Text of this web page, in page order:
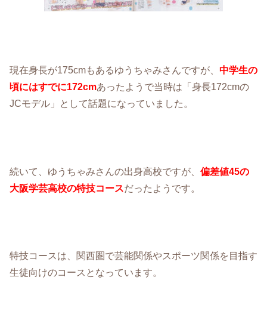
現在身長が175cmもあるゆうちゃみさんですが、 中学生の
頃にはすでに172cmあったようで当時は「身長172cmの
JCモデル」として話題になっていました。
続いて、ゆうちゃみさんの出身高校ですが、 偏差値45の
大阪学芸高校の特技コースだったようです。
特技コースは、関西圏で芸能関係やスポーツ関係を目指す
生徒向けのコースとなっています。